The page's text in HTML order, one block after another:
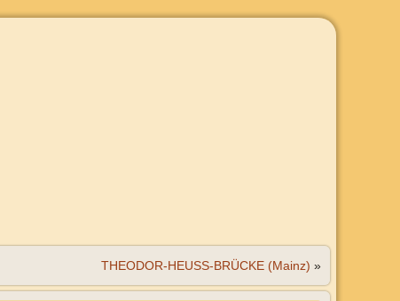
THEODOR-HEUSS-BRÜCKE (Mainz) »